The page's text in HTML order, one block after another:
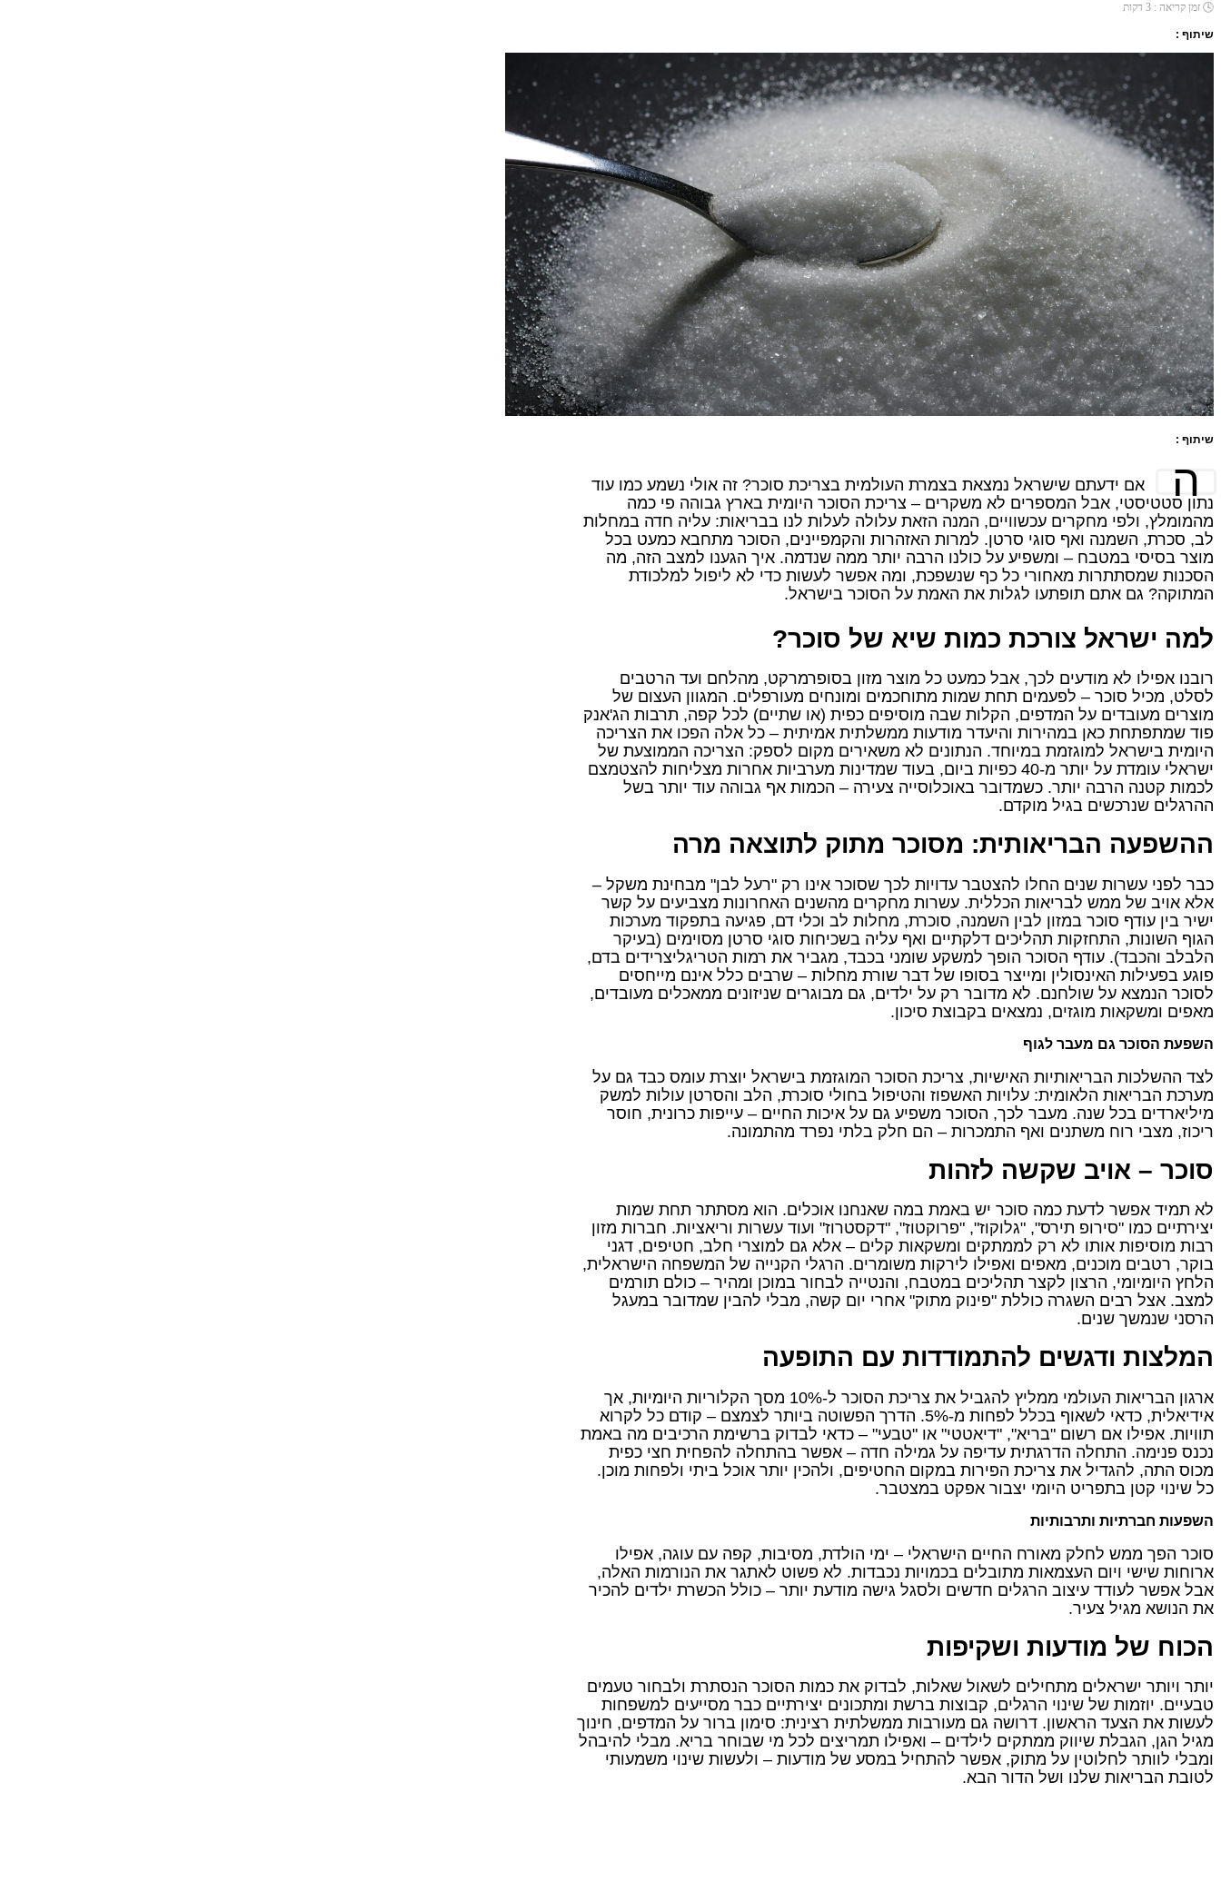
🕓 זמן קריאה : 3 דקות
שיתוף :
שיתוף :
ה
אם ידעתם שישראל נמצאת בצמרת העולמית בצריכת סוכר? זה אולי נשמע כמו עוד
נתון סטטיסטי, אבל המספרים לא משקרים – צריכת הסוכר היומית בארץ גבוהה פי כמה
מהמומלץ, ולפי מחקרים עכשוויים, המנה הזאת עלולה לעלות לנו בבריאות: עליה חדה במחלות
לב, סכרת, השמנה ואף סוגי סרטן. למרות האזהרות והקמפיינים, הסוכר מתחבא כמעט בכל
מוצר בסיסי במטבח – ומשפיע על כולנו הרבה יותר ממה שנדמה. איך הגענו למצב הזה, מה
הסכנות שמסתתרות מאחורי כל כף שנשפכת, ומה אפשר לעשות כדי לא ליפול למלכודת
המתוקה? גם אתם תופתעו לגלות את האמת על הסוכר בישראל.
למה ישראל צורכת כמות שיא של סוכר?
רובנו אפילו לא מודעים לכך, אבל כמעט כל מוצר מזון בסופרמרקט, מהלחם ועד הרטבים
לסלט, מכיל סוכר – לפעמים תחת שמות מתוחכמים ומונחים מעורפלים. המגוון העצום של
מוצרים מעובדים על המדפים, הקלות שבה מוסיפים כפית (או שתיים) לכל קפה, תרבות הג'אנק
פוד שמתפתחת כאן במהירות והיעדר מודעות ממשלתית אמיתית – כל אלה הפכו את הצריכה
היומית בישראל למוגזמת במיוחד. הנתונים לא משאירים מקום לספק: הצריכה הממוצעת של
ישראלי עומדת על יותר מ-40 כפיות ביום, בעוד שמדינות מערביות אחרות מצליחות להצטמצם
לכמות קטנה הרבה יותר. כשמדובר באוכלוסייה צעירה – הכמות אף גבוהה עוד יותר בשל
ההרגלים שנרכשים בגיל מוקדם.
ההשפעה הבריאותית: מסוכר מתוק לתוצאה מרה
כבר לפני עשרות שנים החלו להצטבר עדויות לכך שסוכר אינו רק "רעל לבן" מבחינת משקל –
אלא אויב של ממש לבריאות הכללית. עשרות מחקרים מהשנים האחרונות מצביעים על קשר
ישיר בין עודף סוכר במזון לבין השמנה, סוכרת, מחלות לב וכלי דם, פגיעה בתפקוד מערכות
הגוף השונות, התחזקות תהליכים דלקתיים ואף עליה בשכיחות סוגי סרטן מסוימים (בעיקר
הלבלב והכבד). עודף הסוכר הופך למשקע שומני בכבד, מגביר את רמות הטריגליצרידים בדם,
פוגע בפעילות האינסולין ומייצר בסופו של דבר שורת מחלות – שרבים כלל אינם מייחסים
לסוכר הנמצא על שולחנם. לא מדובר רק על ילדים, גם מבוגרים שניזונים ממאכלים מעובדים,
מאפים ומשקאות מוגזים, נמצאים בקבוצת סיכון.
השפעת הסוכר גם מעבר לגוף
לצד ההשלכות הבריאותיות האישיות, צריכת הסוכר המוגזמת בישראל יוצרת עומס כבד גם על
מערכת הבריאות הלאומית: עלויות האשפוז והטיפול בחולי סוכרת, הלב והסרטן עולות למשק
מיליארדים בכל שנה. מעבר לכך, הסוכר משפיע גם על איכות החיים – עייפות כרונית, חוסר
ריכוז, מצבי רוח משתנים ואף התמכרות – הם חלק בלתי נפרד מהתמונה.
סוכר – אויב שקשה לזהות
לא תמיד אפשר לדעת כמה סוכר יש באמת במה שאנחנו אוכלים. הוא מסתתר תחת שמות
יצירתיים כמו "סירופ תירס", "גלוקוז", "פרוקטוז", "דקסטרוז" ועוד עשרות וריאציות. חברות מזון
רבות מוסיפות אותו לא רק לממתקים ומשקאות קלים – אלא גם למוצרי חלב, חטיפים, דגני
בוקר, רטבים מוכנים, מאפים ואפילו לירקות משומרים. הרגלי הקנייה של המשפחה הישראלית,
הלחץ היומיומי, הרצון לקצר תהליכים במטבח, והנטייה לבחור במוכן ומהיר – כולם תורמים
למצב. אצל רבים השגרה כוללת "פינוק מתוק" אחרי יום קשה, מבלי להבין שמדובר במעגל
הרסני שנמשך שנים.
המלצות ודגשים להתמודדות עם התופעה
ארגון הבריאות העולמי ממליץ להגביל את צריכת הסוכר ל-10% מסך הקלוריות היומיות, אך
אידיאלית, כדאי לשאוף בכלל לפחות מ-5%. הדרך הפשוטה ביותר לצמצם – קודם כל לקרוא
תוויות. אפילו אם רשום "בריא", "דיאטטי" או "טבעי" – כדאי לבדוק ברשימת הרכיבים מה באמת
נכנס פנימה. התחלה הדרגתית עדיפה על גמילה חדה – אפשר בהתחלה להפחית חצי כפית
מכוס התה, להגדיל את צריכת הפירות במקום החטיפים, ולהכין יותר אוכל ביתי ולפחות מוכן.
כל שינוי קטן בתפריט היומי יצבור אפקט במצטבר.
השפעות חברתיות ותרבותיות
סוכר הפך ממש לחלק מאורח החיים הישראלי – ימי הולדת, מסיבות, קפה עם עוגה, אפילו
ארוחות שישי ויום העצמאות מתובלים בכמויות נכבדות. לא פשוט לאתגר את הנורמות האלה,
אבל אפשר לעודד עיצוב הרגלים חדשים ולסגל גישה מודעת יותר – כולל הכשרת ילדים להכיר
את הנושא מגיל צעיר.
הכוח של מודעות ושקיפות
יותר ויותר ישראלים מתחילים לשאול שאלות, לבדוק את כמות הסוכר הנסתרת ולבחור טעמים
טבעיים. יוזמות של שינוי הרגלים, קבוצות ברשת ומתכונים יצירתיים כבר מסייעים למשפחות
לעשות את הצעד הראשון. דרושה גם מעורבות ממשלתית רצינית: סימון ברור על המדפים, חינוך
מגיל הגן, הגבלת שיווק ממתקים לילדים – ואפילו תמריצים לכל מי שבוחר בריא. מבלי להיבהל
ומבלי לוותר לחלוטין על מתוק, אפשר להתחיל במסע של מודעות – ולעשות שינוי משמעותי
לטובת הבריאות שלנו ושל הדור הבא.